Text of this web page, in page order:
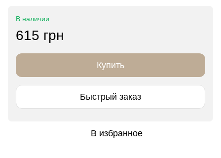
В наличии
615 грн
Купить
Быстрый заказ
В избранное